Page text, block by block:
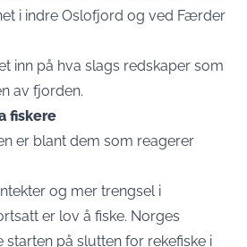
i indre Oslofjord og ved Færder
inn på hva slags redskaper som
av fjorden.
fiskere
er blant dem som reagerer
og mer trengsel i
er lov å fiske. Norges
starten på slutten for rekefiske i